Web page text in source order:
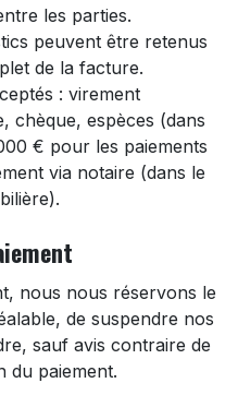
les parties.
peuvent être retenus
de la facture.
: virement
chèque, espèces (dans
€ pour les paiements
via notaire (dans le
nous nous réservons le
de suspendre nos
sauf avis contraire de
du paiement.